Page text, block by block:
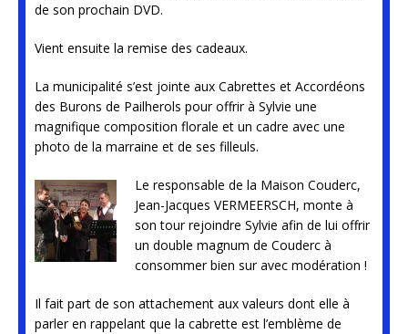
de son prochain DVD.
Vient ensuite la remise des cadeaux.
La municipalité s’est jointe aux Cabrettes et Accordéons
des Burons de Pailherols pour offrir à Sylvie une
magnifique composition florale et un cadre avec une
photo de la marraine et de ses filleuls.
Le responsable de la Maison Couderc,
Jean-Jacques VERMEERSCH, monte à
son tour rejoindre Sylvie afin de lui offrir
un double magnum de Couderc à
consommer bien sur avec modération !
Il fait part de son attachement aux valeurs dont elle à
parler en rappelant que la cabrette est l’emblème de